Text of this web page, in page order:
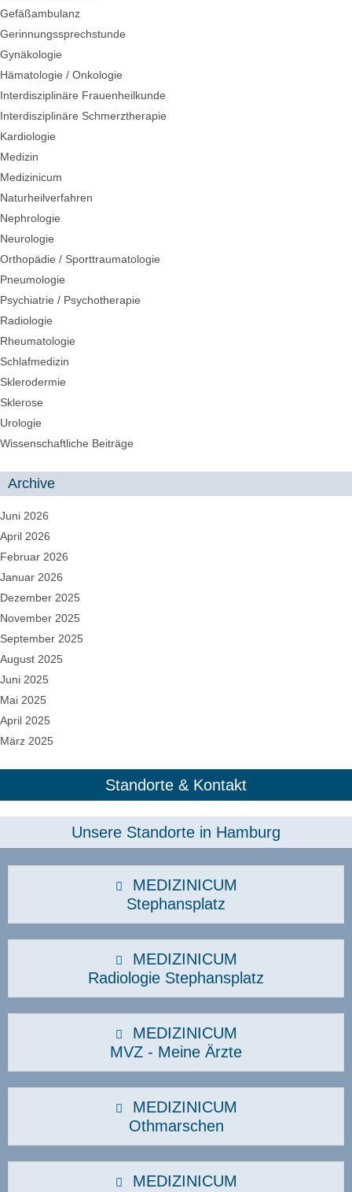
Gefäßambulanz
Gerinnungssprechstunde
Gynäkologie
Hämatologie / Onkologie
Interdisziplinäre Frauenheilkunde
Interdisziplinäre Schmerztherapie
Kardiologie
Medizin
Medizinicum
Naturheilverfahren
Nephrologie
Neurologie
Orthopädie / Sporttraumatologie
Pneumologie
Psychiatrie / Psychotherapie
Radiologie
Rheumatologie
Schlafmedizin
Sklerodermie
Sklerose
Urologie
Wissenschaftliche Beiträge
Archive
Juni 2026
April 2026
Februar 2026
Januar 2026
Dezember 2025
November 2025
September 2025
August 2025
Juni 2025
Mai 2025
April 2025
März 2025
Standorte & Kontakt
Unsere Standorte in Hamburg​
MEDIZINICUM
Stephansplatz
MEDIZINICUM
Radiologie Stephansplatz
MEDIZINICUM
MVZ - Meine Ärzte
MEDIZINICUM
Othmarschen
MEDIZINICUM